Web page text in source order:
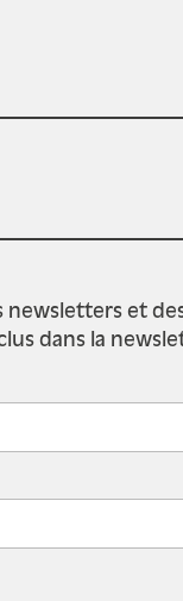
et
dans la